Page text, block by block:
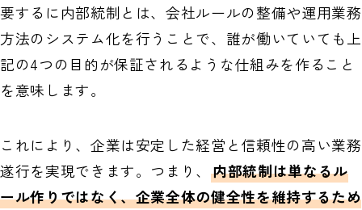
要するに内部統制とは、会社ルールの整備や運用業務
方法のシステム化を行うことで、誰が働いていても上
記の4つの目的が保証されるような仕組みを作ること
を意味します。
これにより、企業は安定した経営と信頼性の高い業務
遂行を実現できます。つまり、内部統制は単なるル
ール作りではなく、企業全体の健全性を維持するため